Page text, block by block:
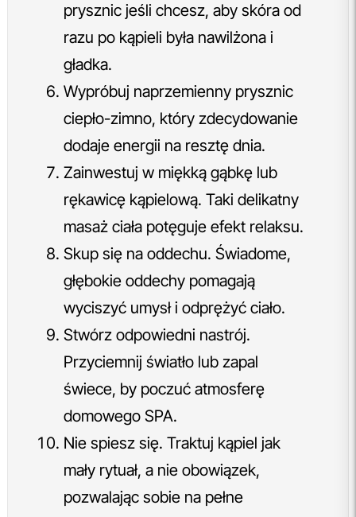
prysznic jeśli chcesz, aby skóra od
razu po kąpieli była nawilżona i
gładka.
Wypróbuj naprzemienny prysznic
ciepło-zimno, który zdecydowanie
dodaje energii na resztę dnia.
Zainwestuj w miękką gąbkę lub
rękawicę kąpielową. Taki delikatny
masaż ciała potęguje efekt relaksu.
Skup się na oddechu. Świadome,
głębokie oddechy pomagają
wyciszyć umysł i odprężyć ciało.
Stwórz odpowiedni nastrój.
Przyciemnij światło lub zapal
świece, by poczuć atmosferę
domowego SPA.
Nie spiesz się. Traktuj kąpiel jak
mały rytuał, a nie obowiązek,
pozwalając sobie na pełne